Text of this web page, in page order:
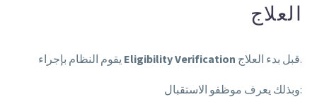
العلاج
Eligibility Verification قبل بدء العلاج.
وبذلك يعرف موظفو الاستقبال: